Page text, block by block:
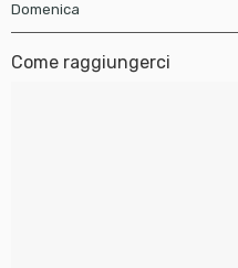
Domenica
Come raggiungerci